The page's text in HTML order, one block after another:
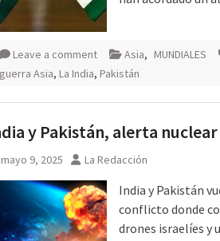
Leave a comment Asia, MUNDIALES
guerra Asia, La India, Pakistán
y Pakistán, alerta nuclear
mayo 9, 2025 La Redacción
India y Pakistán
conflicto donde
drones israelíes y